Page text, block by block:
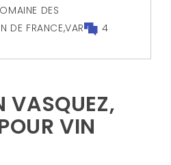
DES
DE FRANCE,VAR
4
VASQUEZ,
VIN